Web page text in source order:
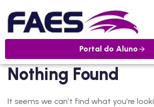
Portal do Aluno
Nothing Found
It seems we can’t find what you’re